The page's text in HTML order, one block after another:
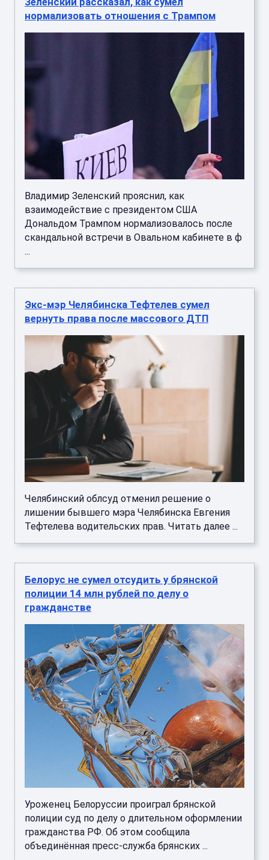
нормализовать отношения с Трампом
Владимир Зеленский прояснил, как
взаимодействие с президентом США
Дональдом Трампом нормализовалось после
скандальной встречи в Овальном кабинете в ф
...
Экс-мэр Челябинска Тефтелев сумел
вернуть права после массового ДТП
Челябинский облсуд отменил решение о
лишении бывшего мэра Челябинска Евгения
Тефтелева водительских прав. Читать далее ...
Белорус не сумел отсудить у брянской
полиции 14 млн рублей по делу о
гражданстве
Уроженец Белоруссии проиграл брянской
полиции суд по делу о длительном оформлении
гражданства РФ. Об этом сообщила
объединённая пресс-служба брянских ...